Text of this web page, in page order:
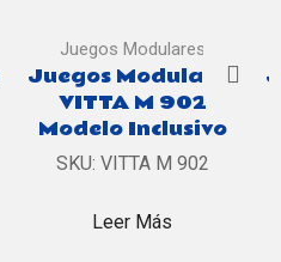
Juegos Modulares
Juegos Modulares
VITTA M 902
Modelo Inclusivo
SKU: VITTA M 902
Leer Más